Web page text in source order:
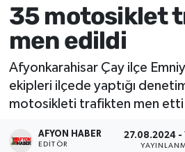
35 motosiklet
men edildi
Afyonkarahisar Çay ilçe
ekipleri ilçede yaptığı
motosikleti trafikten men
AFYON HABER
EDITÖR
27.08.2024 -
Sağlık
Eğitim
Sivil Toplum